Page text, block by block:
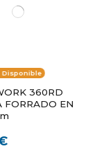
Disponible
360RD
FORRADO EN